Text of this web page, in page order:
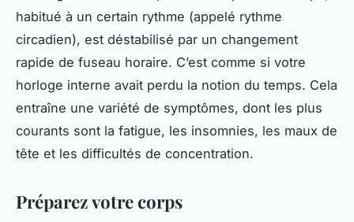
habitué à un certain rythme (appelé rythme
circadien), est déstabilisé par un changement
rapide de fuseau horaire. C’est comme si votre
horloge interne avait perdu la notion du temps. Cela
entraîne une variété de symptômes, dont les plus
courants sont la fatigue, les insomnies, les maux de
tête et les difficultés de concentration.
Préparez votre corps